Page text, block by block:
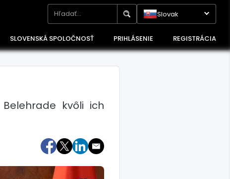
Slovak
SLOVENSKÁ SPOLOČNOSŤ PRIHLÁSENIE REGISTRÁCIA
Maďarsko
kvôli ich